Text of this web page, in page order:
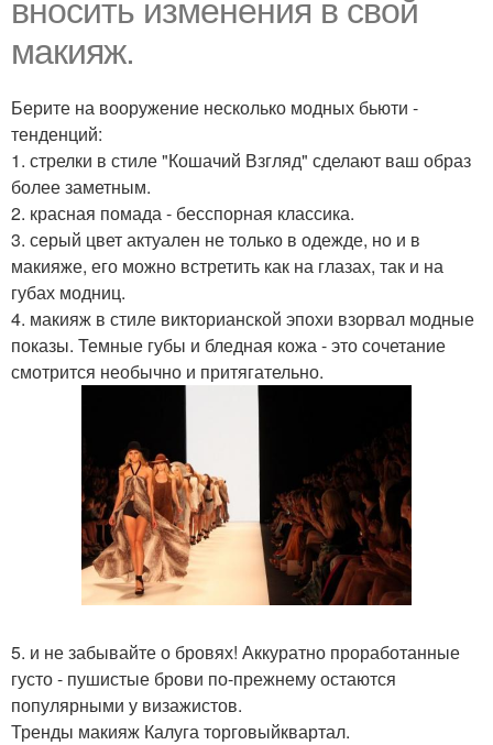
вносить изменения в свой
макияж.
Берите на вооружение несколько модных бьюти -
тенденций:
1. стрелки в стиле "Кошачий Взгляд" сделают ваш образ
более заметным.
2. красная помада - бесспорная классика.
3. серый цвет актуален не только в одежде, но и в
макияже, его можно встретить как на глазах, так и на
губах модниц.
4. макияж в стиле викторианской эпохи взорвал модные
показы. Темные губы и бледная кожа - это сочетание
смотрится необычно и притягательно.
5. и не забывайте о бровях! Аккуратно проработанные
густо - пушистые брови по-прежнему остаются
популярными у визажистов.
Тренды макияж Калуга торговыйквартал.